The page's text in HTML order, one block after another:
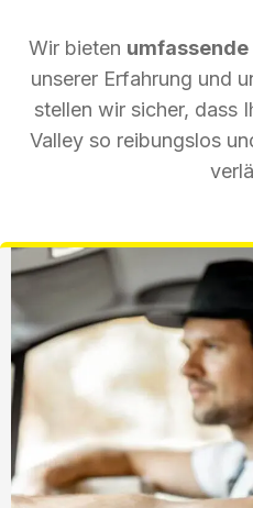
Wir bieten
unserer Erfahrung und
stellen wir sicher, dass
Valley so reibungslos